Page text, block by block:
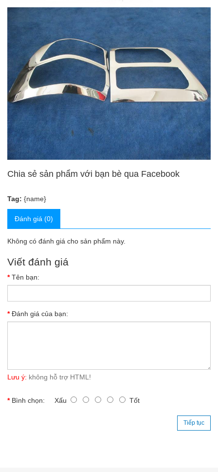
Chia sẻ sản phẩm với bạn bè qua Facebook
Tag: {name}
Đánh giá (0)
Không có đánh giá cho sản phẩm này.
Viết đánh giá
Tên bạn:
Đánh giá của bạn:
Lưu ý: không hỗ trợ HTML!
Bình chọn: Xấu Tốt
Tiếp tục